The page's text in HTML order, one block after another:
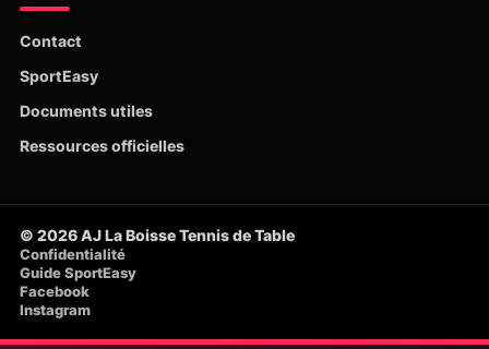
Contact
SportEasy
Documents utiles
Ressources officielles
© 2026 AJ La Boisse Tennis de Table
Confidentialité
Guide SportEasy
Facebook
Instagram